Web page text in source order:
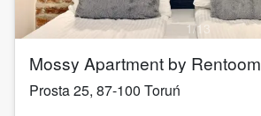
1 /13
Mossy Apartment by Rentoom
Prosta 25, 87-100 Toruń